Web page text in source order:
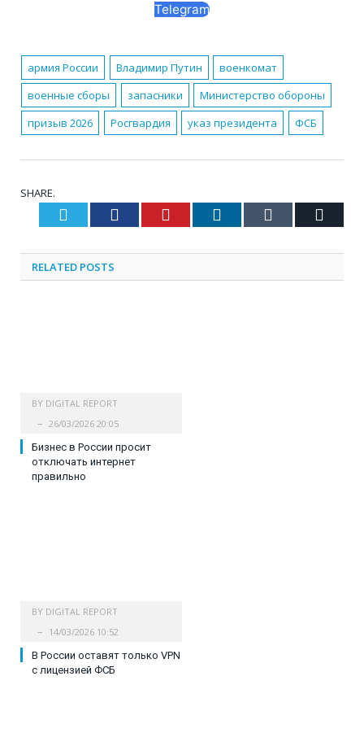
Telegram
армия России Владимир Путин
военкомат
военные сборы
запасники
Министерство обороны
призыв 2026
Росгвардия указ президента ФСБ
SHARE.
Twitter Facebook Pinterest LinkedIn Tumblr
RELATED POSTS
BY DIGITAL REPORT
26/03/2026 20:05
Бизнес в России просит
отключать интернет
правильно
BY DIGITAL REPORT
14/03/2026 10:52
В России оставят только VPN
с лицензией ФСБ